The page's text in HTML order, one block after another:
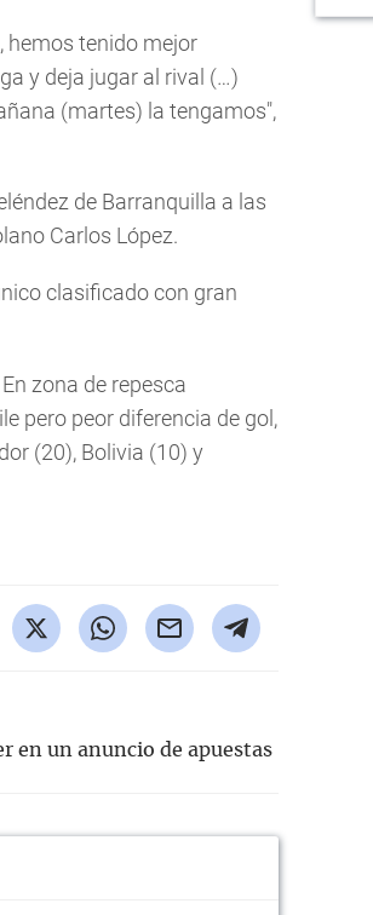
hemos tenido mejor
y deja jugar al rival (…)
(martes) la tengamos",
de Barranquilla a las
Carlos López.
clasificado con gran
zona de repesca
pero peor diferencia de gol,
(20), Bolivia (10) y
en un anuncio de apuestas